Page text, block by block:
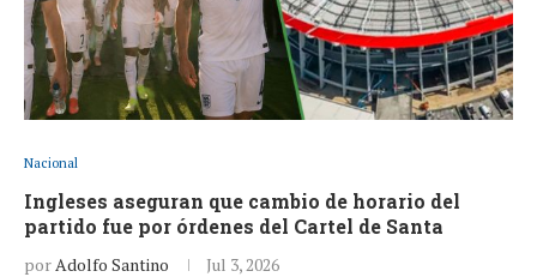
Nacional
Ingleses aseguran que cambio de horario del
partido fue por órdenes del Cartel de Santa
porAdolfo Santino Jul 3, 2026